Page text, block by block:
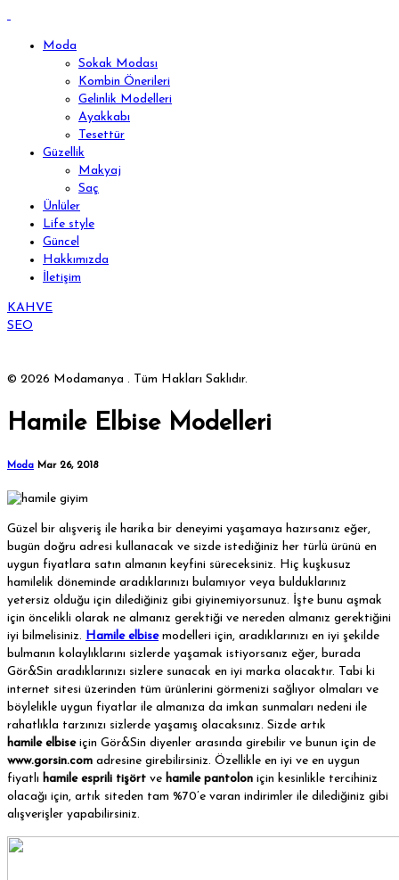
Moda
Sokak Modası
Kombin Önerileri
Gelinlik Modelleri
Ayakkabı
Tesettür
Güzellik
Makyaj
Saç
Ünlüler
Life style
Güncel
Hakkımızda
İletişim
KAHVE
SEO
© 2026 Modamanya . Tüm Hakları Saklıdır.
Hamile Elbise Modelleri
Moda Mar 26, 2018
Güzel bir alışveriş ile harika bir deneyimi yaşamaya hazırsanız eğer,
bugün doğru adresi kullanacak ve sizde istediğiniz her türlü ürünü en
uygun fiyatlara satın almanın keyfini süreceksiniz. Hiç kuşkusuz
hamilelik döneminde aradıklarınızı bulamıyor veya bulduklarınız
yetersiz olduğu için dilediğiniz gibi giyinemiyorsunuz. İşte bunu aşmak
için öncelikli olarak ne almanız gerektiği ve nereden almanız gerektiğini
iyi bilmelisiniz. Hamile elbisemodelleri için, aradıklarınızı en iyi şekilde
bulmanın kolaylıklarını sizlerde yaşamak istiyorsanız eğer, burada
Gör&Sin aradıklarınızı sizlere sunacak en iyi marka olacaktır. Tabi ki
internet sitesi üzerinden tüm ürünlerini görmenizi sağlıyor olmaları ve
böylelikle uygun fiyatlar ile almanıza da imkan sunmaları nedeni ile
rahatlıkla tarzınızı sizlerde yaşamış olacaksınız. Sizde artık
hamile elbiseiçin Gör&Sin diyenler arasında girebilir ve bunun için de
www.gorsin.com adresine girebilirsiniz. Özellikle en iyi ve en uygun
fiyatlı hamile esprili tişört ve hamile pantolon için kesinlikle tercihiniz
olacağı için, artık siteden tam %70’e varan indirimler ile dilediğiniz gibi
alışverişler yapabilirsiniz.